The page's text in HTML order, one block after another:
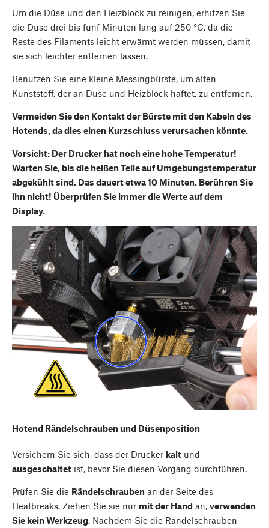
Um die Düse und den Heizblock zu reinigen, erhitzen Sie
die Düse drei bis fünf Minuten lang auf 250 °C, da die
Reste des Filaments leicht erwärmt werden müssen, damit
sie sich leichter entfernen lassen.
Benutzen Sie eine kleine Messingbürste, um alten
Kunststoff, der an Düse und Heizblock haftet, zu entfernen.
Vermeiden Sie den Kontakt der Bürste mit den Kabeln des
Hotends, da dies einen Kurzschluss verursachen könnte.
Vorsicht: Der Drucker hat noch eine hohe Temperatur!
Warten Sie, bis die heißen Teile auf Umgebungstemperatur
abgekühlt sind. Das dauert etwa 10 Minuten. Berühren Sie
ihn nicht! Überprüfen Sie immer die Werte auf dem
Display.
Hotend Rändelschrauben und Düsenposition
Versichern Sie sich, dass der Drucker kalt und
ausgeschaltet ist, bevor Sie diesen Vorgang durchführen.
Prüfen Sie die Rändelschrauben an der Seite des
Heatbreaks. Ziehen Sie sie nur mit der Hand an, verwenden
Sie kein Werkzeug. Nachdem Sie die Rändelschrauben